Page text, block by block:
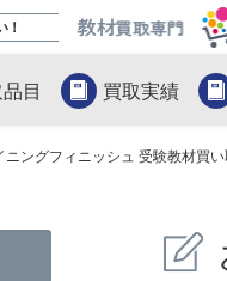
目 買取実績
ニングフィニッシュ 受験教材買い